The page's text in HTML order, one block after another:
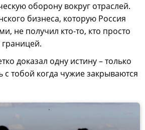
оборону вокруг отраслей.
бизнеса, которую Россия
не получил кто-то, кто просто
доказал одну истину – только
с тобой когда чужие закрываются